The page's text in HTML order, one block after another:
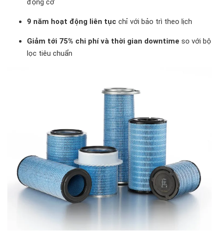
động cơ
9 năm hoạt động liên tục chỉ với bảo trì theo lịch
Giảm tới 75% chi phí và thời gian downtime so với bộ
lọc tiêu chuẩn